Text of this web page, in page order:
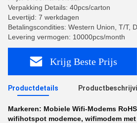
Verpakking Details: 40pcs/carton
Levertijd: 7 werkdagen
Betalingscondities: Western Union, T/T,
Levering vermogen: 10000pcs/month
Krijg Beste Prijs
Productdetails
Markeren: Mobiele Wifi-Modems RoHS
wifihotspot modemce, wifimodem